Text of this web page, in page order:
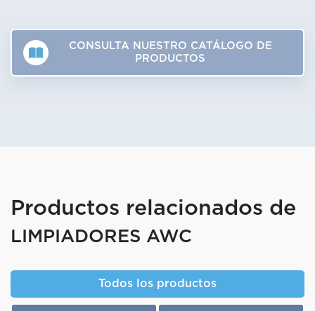
CONSULTA NUESTRO CATÁLOGO DE
PRODUCTOS
Productos relacionados de
LIMPIADORES AWC
Todos los productos